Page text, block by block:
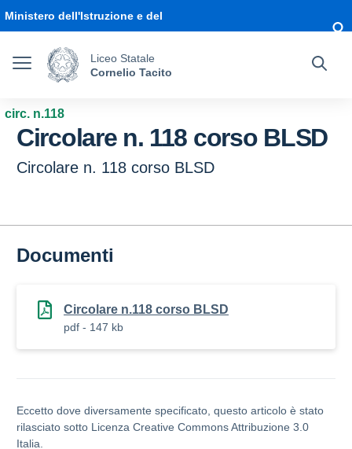
Ministero dell'Istruzione e del
Liceo Statale
Cornelio Tacito
circ. n.118
Circolare n. 118 corso BLSD
Circolare n. 118 corso BLSD
Documenti
Circolare n.118 corso BLSD
pdf - 147 kb
Eccetto dove diversamente specificato, questo articolo è stato
rilasciato sotto Licenza Creative Commons Attribuzione 3.0
Italia.